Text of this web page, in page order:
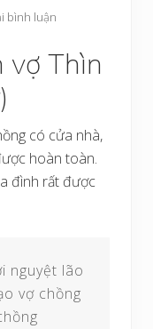
bình luận
vợ Thìn
có cửa nhà,
hoàn toàn.
đình rất được
nguyệt lão
vợ chồng